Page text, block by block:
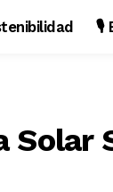
🎙️
Solar